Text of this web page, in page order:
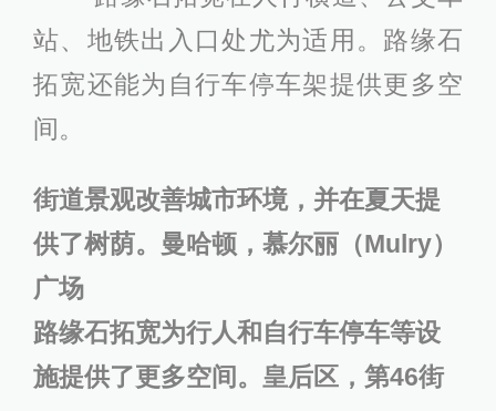
站、地铁出入口处尤为适用。路缘石
拓宽还能为自行车停车架提供更多空
间。
街道景观改善城市环境，并在夏天提
供了树荫。曼哈顿，慕尔丽（Mulry）
广场
路缘石拓宽为行人和自行车停车等设
施提供了更多空间。皇后区，第46街